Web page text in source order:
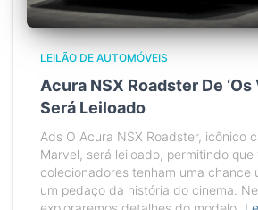
LEILÃO DE AUTOMÓVEIS
Acura NSX Roadster De ‘Os
Será Leiloado
Ads O Acura NSX Roadster, icônico
Marvel, será leiloado, permitindo que
colecionadores tenham uma chance
um pedaço da história do cinema.